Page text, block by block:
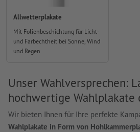
Allwetterplakate
Mit Folienbeschichtung für Licht-
und Farbechtheit bei Sonne, Wind
und Regen
Unser Wahlversprechen:
hochwertige Wahlplakate
Wir bieten Ihnen für Ihre perfekte
Wahlplakate in Form von